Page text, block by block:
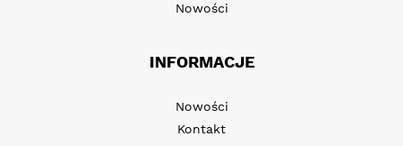
Nowości
INFORMACJE
Nowości
Kontakt